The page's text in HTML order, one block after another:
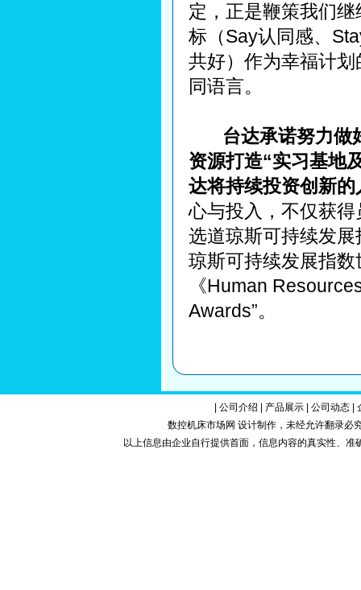
定，正是鞭策我们
标（Say认同感、
共好）作为幸福计
同语言。
台达承诺努力做
资源打造“实习基地
达将持续投资创新
心与投入，不仅获
选道琼斯可持续发展
琼斯可持续发展指数
《Human
Awards”。
公司介绍 产品展示| 公司动态|
数控机床市场网 设计制作，未经允许翻录必
以上信息由企业自行提供首面，信息内容的真实性、